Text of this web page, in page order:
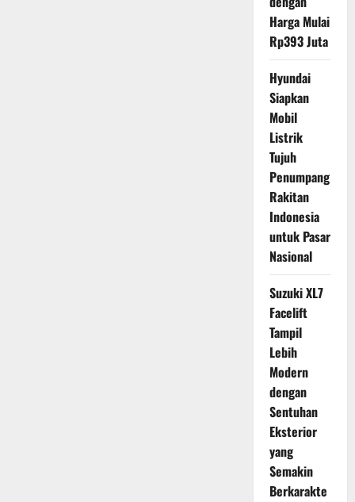
Harga Mulai
Rp393 Juta
Hyundai
Siapkan
Mobil
Listrik
Tujuh
Penumpang
Rakitan
Indonesia
untuk Pasar
Nasional
Suzuki XL7
Facelift
Tampil
Lebih
Modern
dengan
Sentuhan
Eksterior
yang
Semakin
Berkarakte